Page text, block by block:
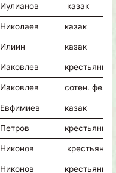
Иулианов казак
Николаев казак
Илиин казак
Иаковлев крестьянин
Иаковлев сотен.
Евфимиев казак
Петров крестьянин
Никонов крестьянин
Никонов крестьянин